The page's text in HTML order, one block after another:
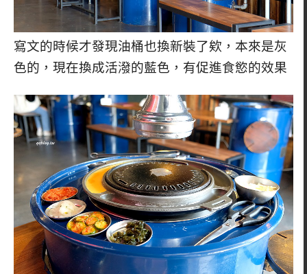
寫文的時候才發現油桶也換新裝了欸，本來是灰
色的，現在換成活潑的藍色，有促進食慾的效果